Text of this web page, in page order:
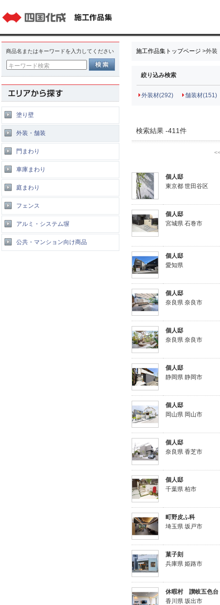
商品名またはキーワードを入力してください
キーワード検索
塗り壁
外装・舗装
門まわり
車庫まわり
庭まわり
フェンス
アルミ・システム塀
公共・マンション向け商品
施工作品集トップページ >外装
絞り込み検索
外装材(292) 舗装材(151)
検索結果 -411件
個人邸
東京都 世田谷区
個人邸
宮城県 石巻市
個人邸
愛知県
個人邸
奈良県 奈良市
個人邸
奈良県 奈良市
個人邸
静岡県 静岡市
個人邸
岡山県 岡山市
個人邸
奈良県 香芝市
個人邸
千葉県 柏市
町野皮ふ科
埼玉県 坂戸市
菓子刻
兵庫県 姫路市
休暇村 讃岐五色台
香川県 坂出市